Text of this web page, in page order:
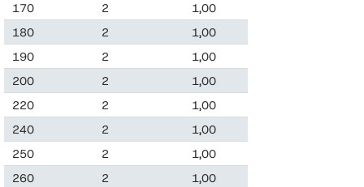
170
2 1,00
180
2 1,00
190
2 1,00
200
2 1,00
220
2 1,00
240
2 1,00
250
2 1,00
260
2 1,00